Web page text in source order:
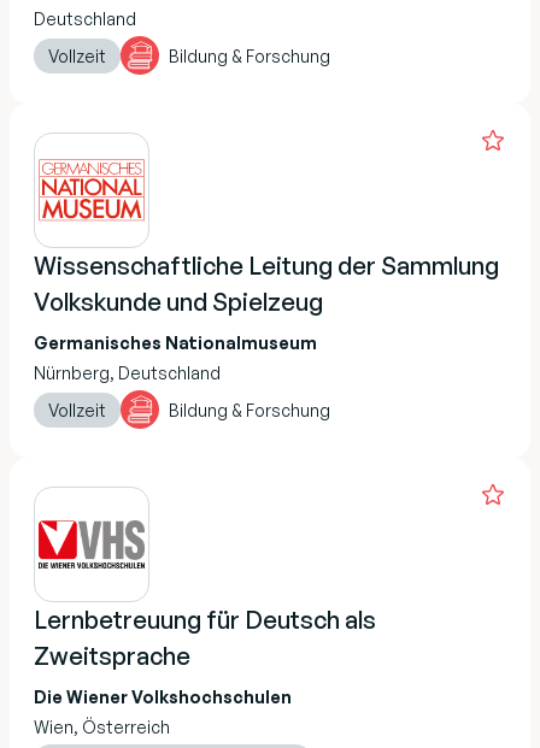
Deutschland
Vollzeit
Bildung & Forschung
Wissenschaftliche Leitung der Sammlung
Volkskunde und Spielzeug
Germanisches Nationalmuseum
Nürnberg, Deutschland
Vollzeit
Bildung & Forschung
Lernbetreuung für Deutsch als
Zweitsprache
Die Wiener Volkshochschulen
Wien, Österreich